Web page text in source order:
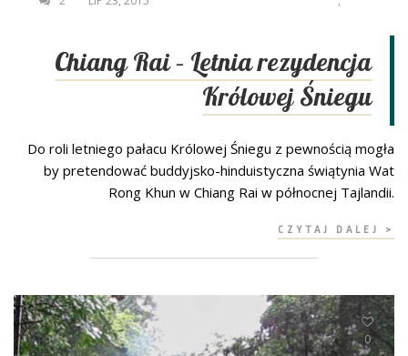
Chiang Rai – Letnia rezydencja
Królowej Śniegu
Do roli letniego pałacu Królowej Śniegu z pewnością mogła
by pretendować buddyjsko-hinduistyczna świątynia Wat
Rong Khun w Chiang Rai w północnej Tajlandii.
CZYTAJ DALEJ >
0